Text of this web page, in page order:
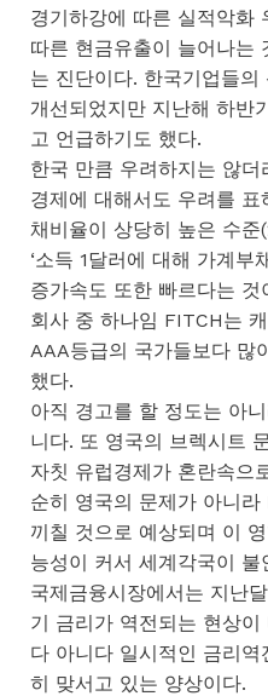
경기하강에 따른 실적악화
따른 현금유출이 늘어나는
는 진단이다. 한국기업들
개선되었지만 지난해 하반
고 언급하기도 했다.
한국 만큼 우려하지는 않
경제에 대해서도 우려를
채비율이 상당히 높은 수준
‘소득 1달러에 대해 가계부
증가속도 또한 빠르다는
회사 중 하나임 FITCH는
AAA등급의 국가들보다 많
했다.
아직 경고를 할 정도는 아
니다. 또 영국의 브렉시트
자칫 유럽경제가 혼란속으
순히 영국의 문제가 아니
끼칠 것으로 예상되며 이
능성이 커서 세계각국이
국제금융시장에서는 지난
기 금리가 역전되는 현상
다 아니다 일시적인 금리
히 맞서고 있는 양상이다.